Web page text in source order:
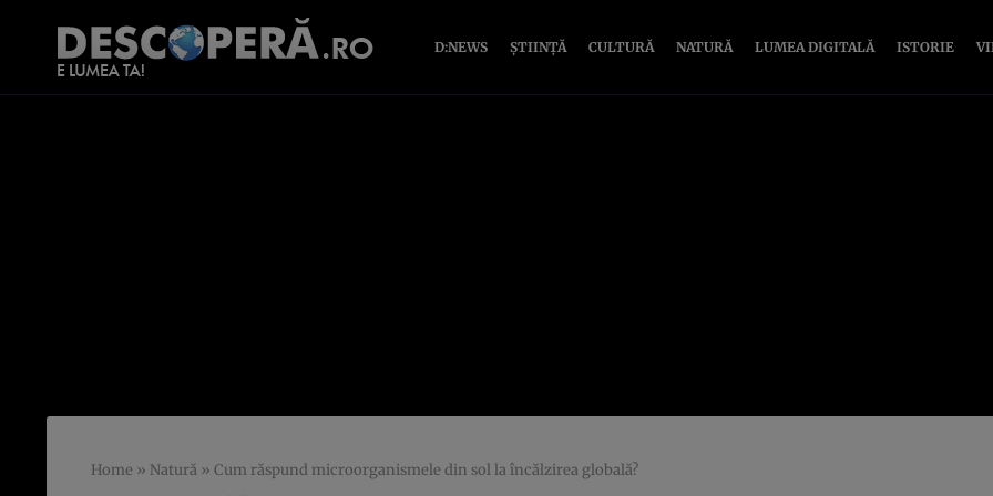
D:NEWS ȘTIINȚĂ CULTURĂ NATURĂ LUMEA DIGITALĂ ISTORIE
Home » Natură » Cum răspund microorganismele din sol la încălzirea globală?